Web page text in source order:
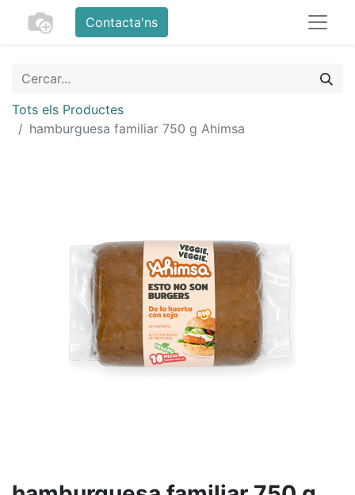
Contacta'ns
Tots els Productes
hamburguesa familiar 750 g Ahimsa